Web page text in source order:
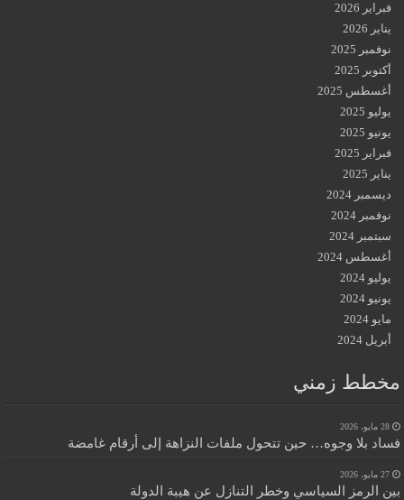
فبراير 2026
يناير 2026
نوفمبر 2025
أكتوبر 2025
أغسطس 2025
يوليو 2025
يونيو 2025
فبراير 2025
يناير 2025
ديسمبر 2024
نوفمبر 2024
سبتمبر 2024
أغسطس 2024
يوليو 2024
يونيو 2024
مايو 2024
أبريل 2024
مخطط زمني
28 مايو، 2026
فساد بلا وجوه… حين تتحول ملفات النزاهة إلى أرقام غامضة
27 مايو، 2026
بين الرمز السياسي وخطر التنازل عن هيبة الدولة